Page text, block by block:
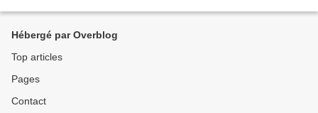
Hébergé par Overblog
Top articles
Pages
Contact